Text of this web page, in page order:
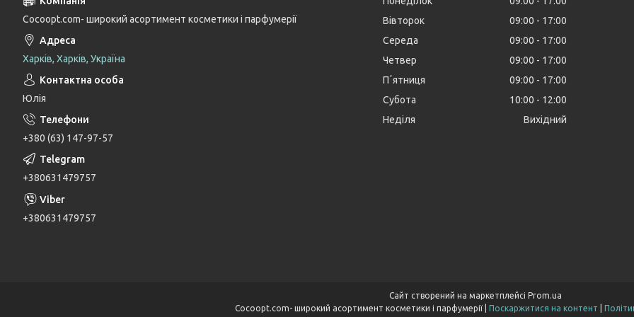
Cocoopt.com- широкий асортимент косметики і парфумерії
Харків, Харків, Україна
Юлія
+380 (63) 147-97-57
+380631479757
+380631479757
Вівторок
09:00
17:00
Середа
09:00
17:00
Четвер
09:00
17:00
Пʼятниця
09:00
17:00
Субота
10:00
12:00
Неділя
Вихідний
Сайт створений на маркетплейсі Prom.ua
Поскаржитися на контент